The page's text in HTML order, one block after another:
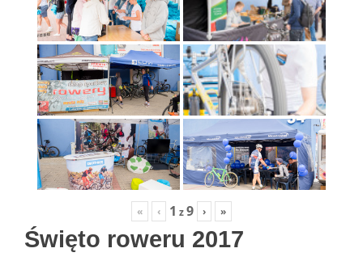
« ‹ 1 z9 › »
Święto roweru 2017